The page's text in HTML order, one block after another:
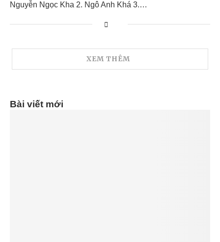
Nguyễn Ngọc Kha 2. Ngô Anh Khá 3.…
XEM THÊM
Bài viết mới